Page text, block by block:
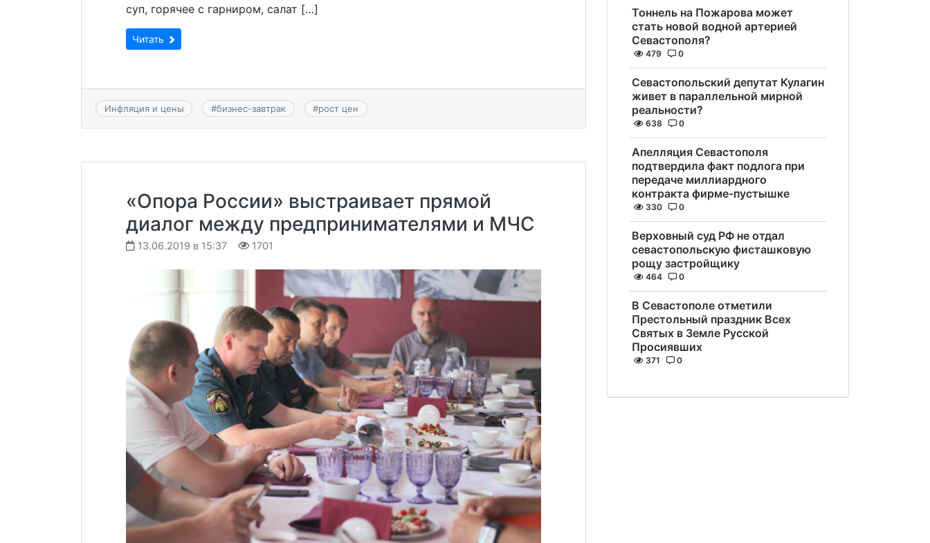
суп, горячее с гарниром, салат […]
Читать
Инфляция и цены #бизнес-завтрак #рост цен
«Опора России» выстраивает прямой
диалог между предпринимателями и МЧС
13.06.2019 в 15:37 1701
Тоннель на Пожарова может
стать новой водной артерией
Севастополя?
479 0
Севастопольский депутат Кулагин
живет в параллельной мирной
реальности?
638 0
Апелляция Севастополя
подтвердила факт подлога при
передаче миллиардного
контракта фирме-пустышке
330 0
Верховный суд РФ не отдал
севастопольскую фисташковую
рощу застройщику
464 0
В Севастополе отметили
Престольный праздник Всех
Святых в Земле Русской
Просиявших
371 0